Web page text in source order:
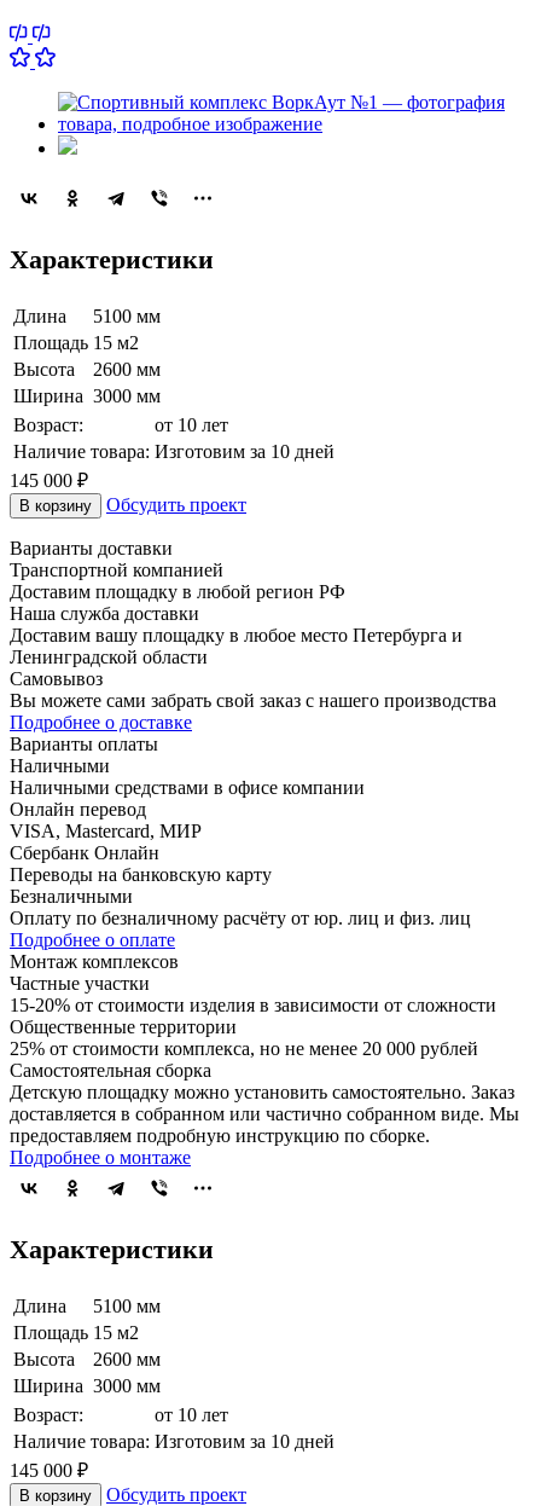
Характеристики
Длина
5100 мм
Площадь 15 м2
Высота
2600 мм
Ширина 3000 мм
Возраст:
от 10 лет
Наличие товара: Изготовим за 10 дней
145 000 ₽
В корзину Обсудить проект
Варианты доставки
Транспортной компанией
Доставим площадку в любой регион РФ
Наша служба доставки
Доставим вашу площадку в любое место Петербурга и
Ленинградской области
Самовывоз
Вы можете сами забрать свой заказ с нашего производства
Подробнее о доставке
Варианты оплаты
Наличными
Наличными средствами в офисе компании
Онлайн перевод
VISA, Mastercard, МИР
Сбербанк Онлайн
Переводы на банковскую карту
Безналичными
Оплату по безналичному расчёту от юр. лиц и физ. лиц
Подробнее о оплате
Монтаж комплексов
Частные участки
15-20% от стоимости изделия в зависимости от сложности
Общественные территории
25% от стоимости комплекса, но не менее 20 000 рублей
Самостоятельная сборка
Детскую площадку можно установить самостоятельно. Заказ
доставляется в собранном или частично собранном виде. Мы
предоставляем подробную инструкцию по сборке.
Подробнее о монтаже
Характеристики
Длина
5100 мм
Площадь 15 м2
Высота
2600 мм
Ширина 3000 мм
Возраст:
от 10 лет
Наличие товара: Изготовим за 10 дней
145 000 ₽
В корзину Обсудить проект